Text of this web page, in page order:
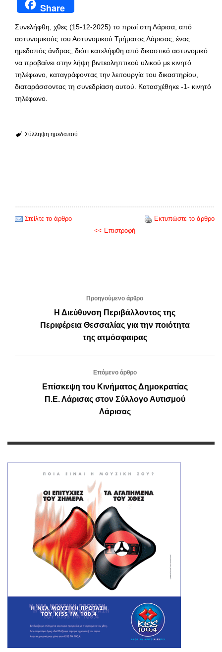
Share
Συνελήφθη, χθες (15-12-2025) το πρωί στη Λάρισα, από
αστυνομικούς του Αστυνομικού Τμήματος Λάρισας, ένας
ημεδαπός άνδρας, διότι κατελήφθη από δικαστικό αστυνομικό
να προβαίνει στην λήψη βιντεοληπτικού υλικού με κινητό
τηλέφωνο, καταγράφοντας την λειτουργία του δικαστηρίου,
διαταράσσοντας τη συνεδρίαση αυτού. Κατασχέθηκε -1- κινητό
τηλέφωνο.
Σύλληψη ημεδαπού
Στείλτε το άρθρο
Εκτυπώστε το άρθρο
<< Επιστροφή
Προηγούμενο άρθρο
Η Διεύθυνση Περιβάλλοντος της
Περιφέρεια Θεσσαλίας για την ποιότητα
της ατμόσφαιρας
Επόμενο άρθρο
Επίσκεψη του Κινήματος Δημοκρατίας
Π.Ε. Λάρισας στον Σύλλογο Αυτισμού
Λάρισας